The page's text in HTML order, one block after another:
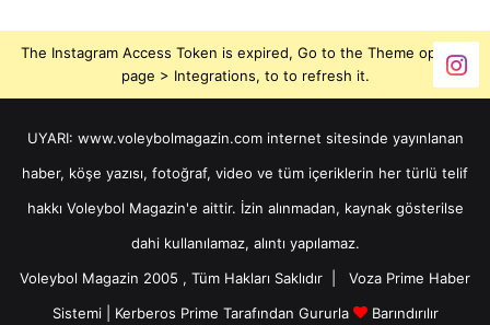
The Instagram Access Token is expired, Go to the Theme options
page > Integrations, to to refresh it.
UYARI: www.voleybolmagazin.com internet sitesinde yayınlanan
haber, köşe yazısı, fotoğraf, video ve tüm içeriklerin her türlü telif
hakkı Voleybol Magazin'e aittir. İzin alınmadan, kaynak gösterilse
dahi kullanılamaz, alıntı yapılamaz.
Voleybol Magazin 2005 , Tüm Hakları Saklıdır | Voza Prime Haber
Sistemi| Kerberos Prime Tarafından Gururla Barındırılır